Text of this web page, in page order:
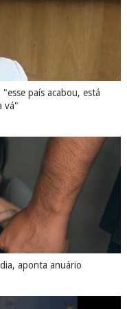
país acabou, está
vá"
aponta anuário